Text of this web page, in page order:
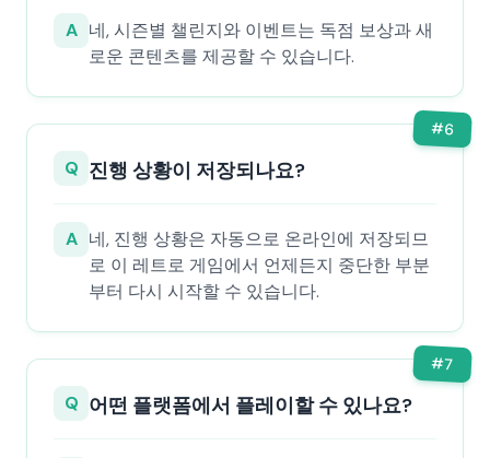
A 네, 시즌별 챌린지와 이벤트는 독점 보상과 새
로운 콘텐츠를 제공할 수 있습니다.
#6
Q 진행 상황이 저장되나요?
A 네, 진행 상황은 자동으로 온라인에 저장되므
로 이 레트로 게임에서 언제든지 중단한 부분
부터 다시 시작할 수 있습니다.
#7
Q 어떤 플랫폼에서 플레이할 수 있나요?